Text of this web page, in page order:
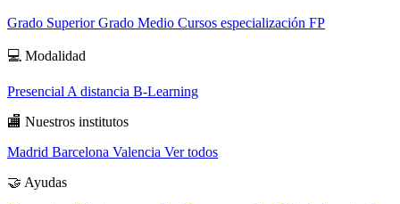
Grado SuperiorGrado Medio Cursos especialización FP
💻 Modalidad
Presencial A distancia B-Learning
🏬 Nuestros institutos
Madrid Barcelona Valencia Ver todos
🤝 Ayudas